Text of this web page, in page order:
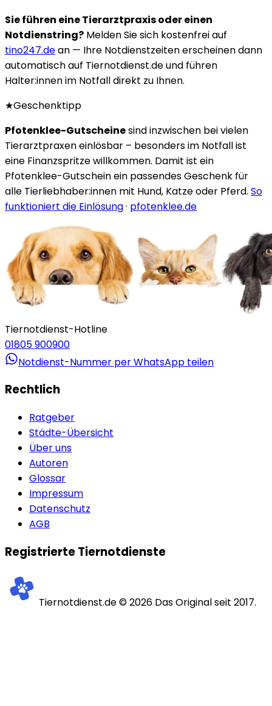
Sie führen eine Tierarztpraxis oder einen
Notdienstring? Melden Sie sich kostenfrei auf
tino247.dean — Ihre Notdienstzeiten erscheinen dann
automatisch auf Tiernotdienst.de und führen
Halter:innen im Notfall direkt zu Ihnen.
★Geschenktipp
Pfotenklee-Gutscheinesind inzwischen bei vielen
Tierarztpraxen einlösbar – besonders im Notfall ist
eine Finanzspritze willkommen. Damit ist ein
Pfotenklee-Gutschein ein passendes Geschenk für
alle Tierliebhaber:innen mit Hund, Katze oder Pferd. So
funktioniert die Einlösung· pfotenklee.de
Tiernotdienst-Hotline
01805 900900
Notdienst-Nummer per WhatsApp teilen
Rechtlich
Ratgeber
Städte-Übersicht
Über uns
Autoren
Glossar
Impressum
Datenschutz
AGB
Registrierte Tiernotdienste
Tiernotdienst.de ©2026 Das Original seit 2017.